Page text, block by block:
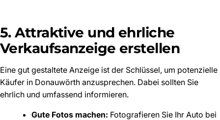
5. Attraktive und ehrliche
Verkaufsanzeige erstellen
Eine gut gestaltete Anzeige ist der Schlüssel, um potenzielle
Käufer in Donauwörth anzusprechen. Dabei sollten Sie
ehrlich und umfassend informieren.
Gute Fotos machen: Fotografieren Sie Ihr Auto bei